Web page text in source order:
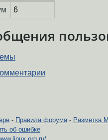
6
- Правила форума- Разметка
об ошибке